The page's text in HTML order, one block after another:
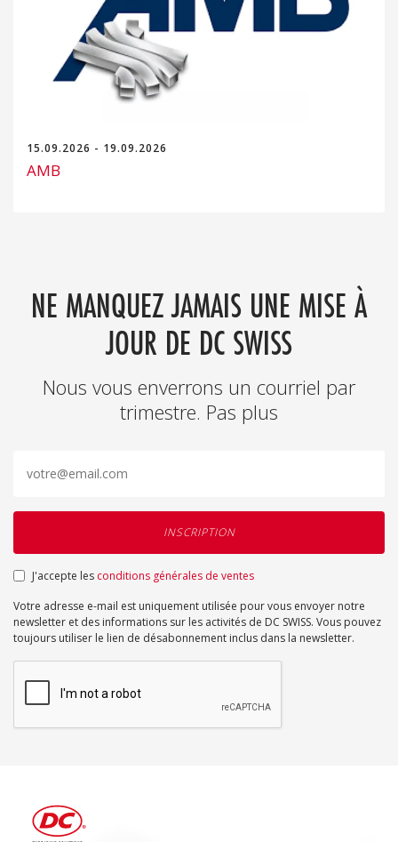
15.09.2026 - 19.09.2026
AMB
NE MANQUEZ JAMAIS UNE MISE À
JOUR DE DC SWISS
Nous vous enverrons un courriel par
trimestre. Pas plus
J'accepte les conditions générales de ventes
Votre adresse e-mail est uniquement utilisée pour vous envoyer notre
newsletter et des informations sur les activités de DC SWISS. Vous pouvez
toujours utiliser le lien de désabonnement inclus dans la newsletter.